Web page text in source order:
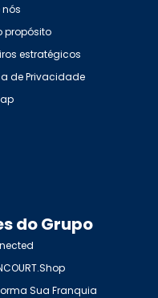
nós
propósito
estratégicos
de Privacidade
do Grupo
Sua Franquia